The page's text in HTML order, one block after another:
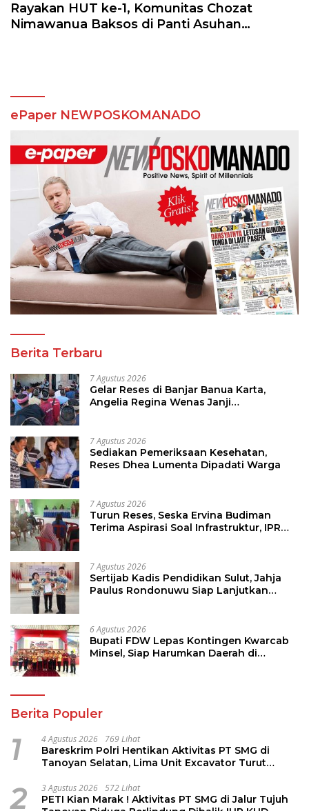
Rayakan HUT ke-1, Komunitas Chozat
Nimawanua Baksos di Panti Asuhan
ePaper NEWPOSKOMANADO
Berita Terbaru
7 Agustus 2026
Gelar Reses di Banjar Banua Karta,
Angelia Regina Wenas Janji
7 Agustus 2026
Sediakan Pemeriksaan Kesehatan,
Reses Dhea Lumenta Dipadati Warga
7 Agustus 2026
Turun Reses, Seska Ervina Budiman
Terima Aspirasi Soal Infrastruktur, IPR
7 Agustus 2026
Sertijab Kadis Pendidikan Sulut, Jahja
Paulus Rondonuwu Siap Lanjutkan
6 Agustus 2026
Bupati FDW Lepas Kontingen Kwarcab
Minsel, Siap Harumkan Daerah di
Berita Populer
1 4 Agustus 2026 769 Lihat
Bareskrim Polri Hentikan Aktivitas PT SMG di
Tanoyan Selatan, Lima Unit Excavator Turut
2 3 Agustus 2026 572 Lihat
PETI Kian Marak ! Aktivitas PT SMG di Jalur Tujuh